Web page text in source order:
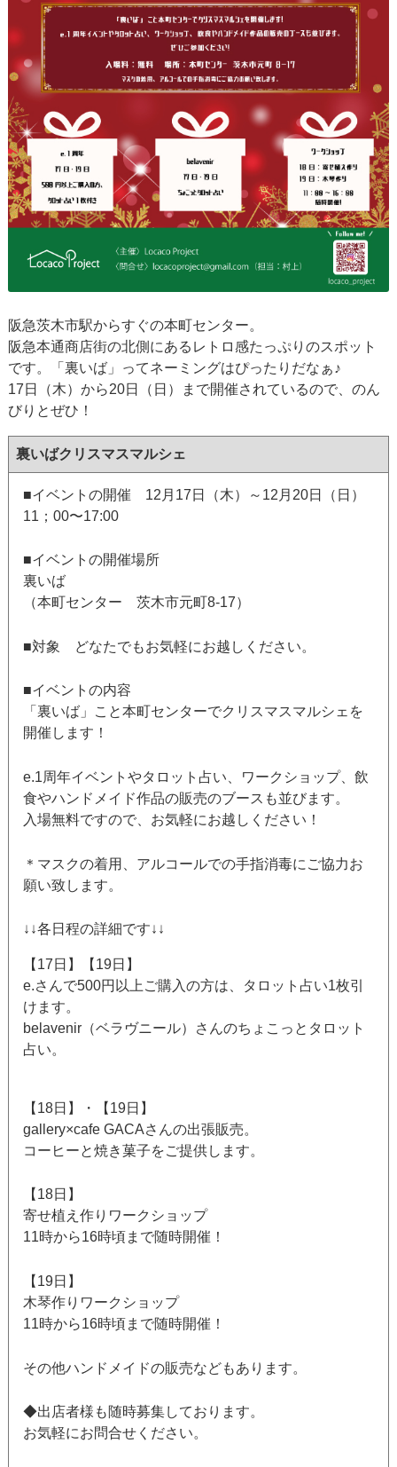
阪急茨木市駅からすぐの本町センター。
阪急本通商店街の北側にあるレトロ感たっぷりのスポット
です。「裏いば」ってネーミングはぴったりだなぁ♪
17日（木）から20日（日）まで開催されているので、のん
びりとぜひ！
裏いばクリスマスマルシェ
■イベントの開催 12月17日（木）～12月20日（日）
11；00〜17:00
■イベントの開催場所
裏いば
（本町センター 茨木市元町8-17）
■対象 どなたでもお気軽にお越しください。
■イベントの内容
「裏いば」こと本町センターでクリスマスマルシェを
開催します！
e.1周年イベントやタロット占い、ワークショップ、飲
食やハンドメイド作品の販売のブースも並びます。
入場無料ですので、お気軽にお越しください！
＊マスクの着用、アルコールでの手指消毒にご協力お
願い致します。
↓↓各日程の詳細です↓↓
【17日】【19日】
e.さんで500円以上ご購入の方は、タロット占い1枚引
けます。
belavenir（ベラヴニール）さんのちょこっとタロット
占い。
【18日】・【19日】
gallery×cafe GACAさんの出張販売。
コーヒーと焼き菓子をご提供します。
【18日】
寄せ植え作りワークショップ
11時から16時頃まで随時開催！
【19日】
木琴作りワークショップ
11時から16時頃まで随時開催！
その他ハンドメイドの販売などもあります。
◆出店者様も随時募集しております。
お気軽にお問合せください。